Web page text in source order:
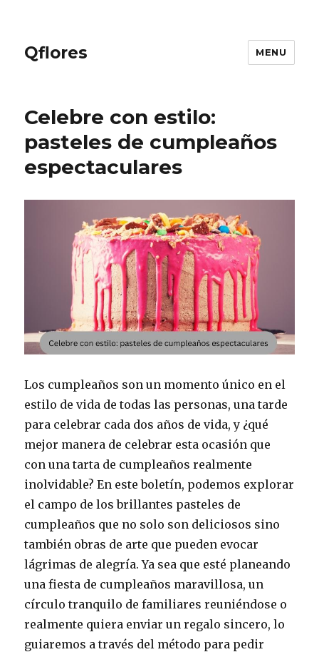
Qflores MENU
Celebre con estilo:
pasteles de cumpleaños
espectaculares
Los cumpleaños son un momento único en el
estilo de vida de todas las personas, una tarde
para celebrar cada dos años de vida, y ¿qué
mejor manera de celebrar esta ocasión que
con una tarta de cumpleaños realmente
inolvidable? En este boletín, podemos explorar
el campo de los brillantes pasteles de
cumpleaños que no solo son deliciosos sino
también obras de arte que pueden evocar
lágrimas de alegría. Ya sea que esté planeando
una fiesta de cumpleaños maravillosa, un
círculo tranquilo de familiares reuniéndose o
realmente quiera enviar un regalo sincero, lo
guiaremos a través del método para pedir